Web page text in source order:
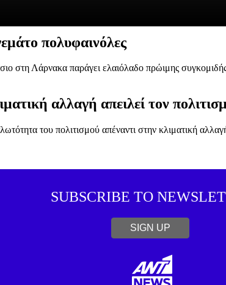
πολυφαινόλες
στη Λάρνακα παράγει ελαιόλαδο πρώιμης
αλλαγή απειλεί τον
του πολιτισμού απέναντι στην κλιματική
SUBSCRIBE TO
SIGN UP